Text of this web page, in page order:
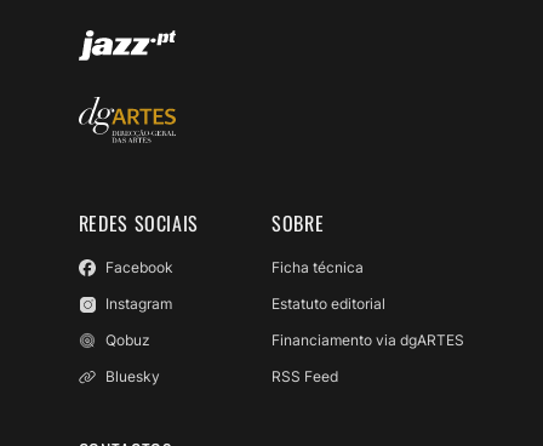
REDES SOCIAIS
Facebook
Instagram
Qobuz
Bluesky
SOBRE
Ficha técnica
Estatuto editorial
Financiamento via dgARTES
RSS Feed